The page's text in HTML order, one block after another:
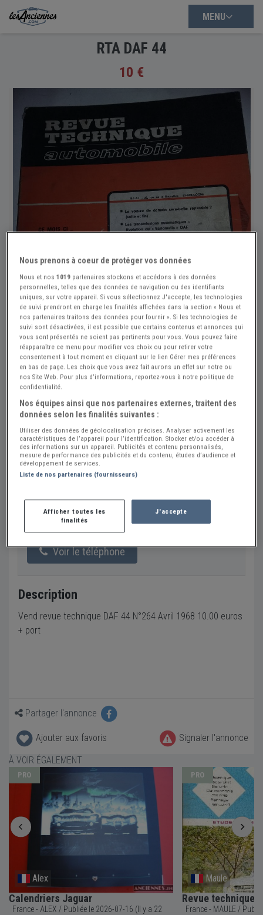
MENU
RTA DAF 44
10 €
RTA DAF 44
10 €
Vendeur Particulier
Nord (59) - WAMBAIX (59400) Voir sur la carte
Voir le téléphone
Description
Vend revue technique DAF 44 N°264 Avril 1968 10.00 euros
+ port
Partager l'annonce
Ajouter aux favoris
Signaler l'annonce
À VOIR ÉGALEMENT
PRO
Alex
Calendriers Jaguar
France - ALEX / Publiée le 2026-07-16 (Il y a 22
PRO
Maule
Revue technique
France - MAULE / Publiée le 2026-07-26 (Il y a 12
Nous prenons à coeur de protéger vos données
Nous et nos1019 partenaires stockons et accédons à des données
personnelles, telles que des données de navigation ou des identifiants
uniques, sur votre appareil. Si vous sélectionnez J'accepte, les technologies
de suivi prendront en charge les finalités affichées dans la section « Nous et
nos partenaires traitons des données pour fournir ». Si les technologies de
suivi sont désactivées, il est possible que certains contenus et annonces qui
vous sont présentés ne soient pas pertinents pour vous. Vous pouvez faire
réapparaître ce menu pour modifier vos choix ou pour retirer votre
consentement à tout moment en cliquant sur le lien Gérer mes préférences
en bas de page. Les choix que vous avez fait aurons un effet sur notre ou
nos Site Web. Pour plus d’informations, reportez-vous à notre politique de
confidentialité.
Nos équipes ainsi que nos partenaires externes, traitent des
données selon les finalités suivantes :
Utiliser des données de géolocalisation précises. Analyser activement les
caractéristiques de l’appareil pour l’identification. Stocker et/ou accéder à
des informations sur un appareil. Publicités et contenu personnalisés,
mesure de performance des publicités et du contenu, études d’audience et
développement de services.
Liste de nos partenaires (fournisseurs)
Afficher toutes les
finalités
J'accepte